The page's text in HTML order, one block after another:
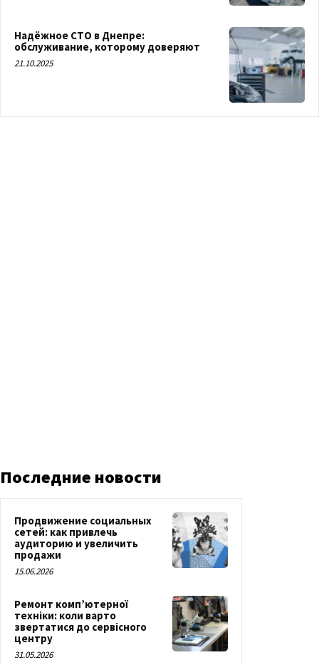
Надёжное СТО в Днепре:
обслуживание, которому доверяют
21.10.2025
Последние новости
Продвижение социальных
сетей: как привлечь
аудиторию и увеличить
продажи
15.06.2026
Ремонт комп’ютерної
техніки: коли варто
звертатися до сервісного
центру
31.05.2026